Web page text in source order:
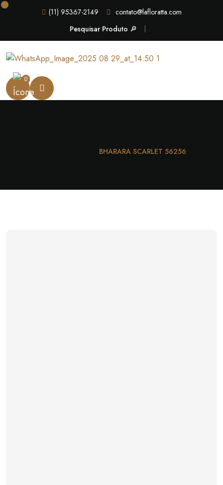
(11) 95367-2149
contato@lafloratta.com
Pesquisar Produto 🔎
0
BHARARA SCARLET 56256